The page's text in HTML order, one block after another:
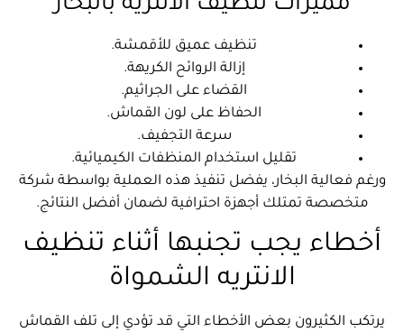
مميزات تنظيف الانتريه بالبخار
تنظيف عميق للأقمشة.
إزالة الروائح الكريهة.
القضاء على الجراثيم.
الحفاظ على لون القماش.
سرعة التجفيف.
تقليل استخدام المنظفات الكيميائية.
ورغم فعالية البخار، يفضل تنفيذ هذه العملية بواسطة شركة
متخصصة تمتلك أجهزة احترافية لضمان أفضل النتائج.
أخطاء يجب تجنبها أثناء تنظيف
الانتريه الشمواة
يرتكب الكثيرون بعض الأخطاء التي قد تؤدي إلى تلف القماش